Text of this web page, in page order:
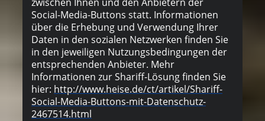
Social-Media-Buttons statt. Informationen
über die Erhebung und Verwendung Ihrer
Daten in den sozialen Netzwerken finden Sie
in den jeweiligen Nutzungsbedingungen der
entsprechenden Anbieter. Mehr
Informationen zur Shariff-Lösung finden Sie
hier: http://www.heise.de/ct/artikel/Shariff-
Social-Media-Buttons-mit-Datenschutz-
2467514.html